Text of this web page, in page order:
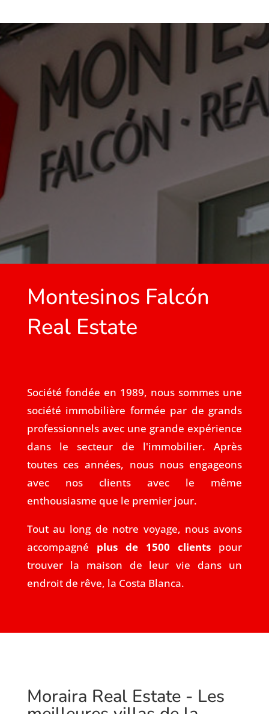
Montesinos Falcón
Real Estate
Société fondée en 1989, nous sommes une
société immobilière formée par de grands
professionnels avec une grande expérience
dans le secteur de l'immobilier. Après
toutes ces années, nous nous engageons
avec nos clients avec le même
enthousiasme que le premier jour.
Tout au long de notre voyage, nous avons
accompagné plus de 1500 clients pour
trouver la maison de leur vie dans un
endroit de rêve, la Costa Blanca.
Moraira Real Estate - Les